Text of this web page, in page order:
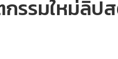
รรมใหม่ลิ